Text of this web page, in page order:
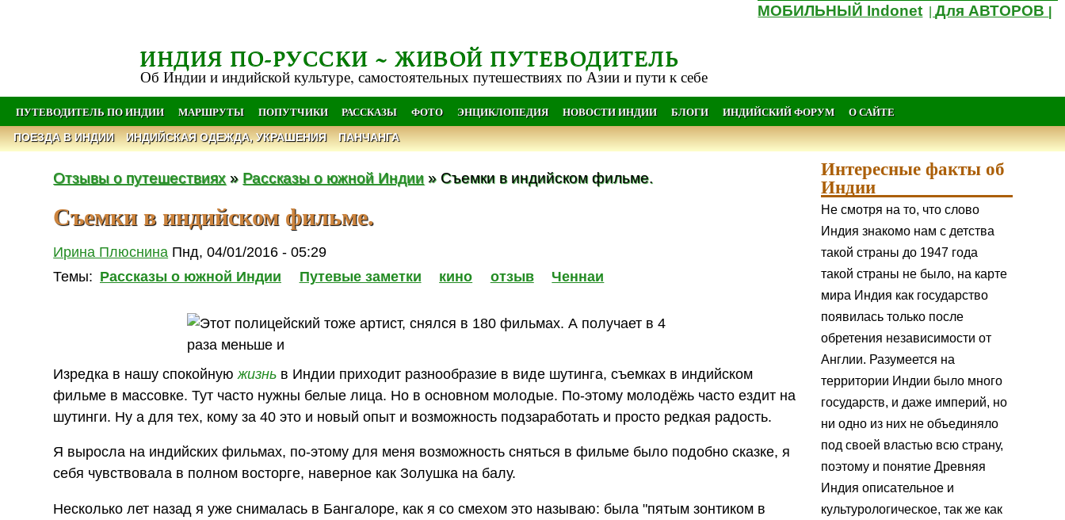
МОБИЛЬНЫЙ Indonet |Для АВТОРОВ
ИНДИЯ ПО-РУССКИ ~ ЖИВОЙ ПУТЕВОДИТЕЛЬ
Об Индии и индийской культуре, самостоятельных путешествиях по Азии и пути к себе
ПУТЕВОДИТЕЛЬ ПО ИНДИИ МАРШРУТЫ ПОПУТЧИКИ РАССКАЗЫ ФОТО ЭНЦИКЛОПЕДИЯ НОВОСТИ ИНДИИ БЛОГИ ИНДИЙСКИЙ ФОРУМ О САЙТЕ
ПОЕЗДА В ИНДИИ ИНДИЙСКАЯ ОДЕЖДА, УКРАШЕНИЯ ПАНЧАНГА
Отзывы о путешествиях » Рассказы о южной Индии » Съемки в индийском фильме.
Съемки в индийском фильме.
Ирина Плюснина Пнд, 04/01/2016 - 05:29
Темы: Рассказы о южной Индии Путевые заметки кино отзыв Ченнаи
Изредка в нашу спокойнуюжизнь в Индии приходит разнообразие в виде шутинга, съемках в индийском
фильме в массовке. Тут часто нужны белые лица. Но в основном молодые. По-этому молодёжь часто ездит на
шутинги. Ну а для тех, кому за 40 это и новый опыт и возможность подзаработать и просто редкая радость.
Я выросла на индийских фильмах, по-этому для меня возможность сняться в фильме было подобно сказке, я
себя чувствовала в полном восторге, наверное как Золушка на балу.
Несколько лет назад я уже снималась в Бангалоре, как я со смехом это называю: была "пятым зонтиком в
Интересные факты об
Индии
Не смотря на то, что слово
Индия знакомо нам с детства
такой страны до 1947 года
такой страны не было, на карте
мира Индия как государство
появилась только после
обретения независимости от
Англии. Разумеется на
территории Индии было много
государств, и даже империй, но
ни одно из них не объединяло
под своей властью всю страну,
поэтому и понятие Древняя
Индия описательное и
культурологическое, так же как